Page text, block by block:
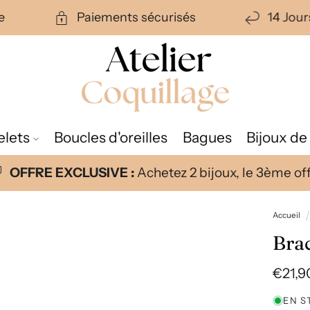
Paiements sécurisés 14
Boucles d'oreilles Bagues Bijoux
OFFRE EXCLUSIVE :Achetez 2 bijoux, le 3ème
Accueil
Prix
EN